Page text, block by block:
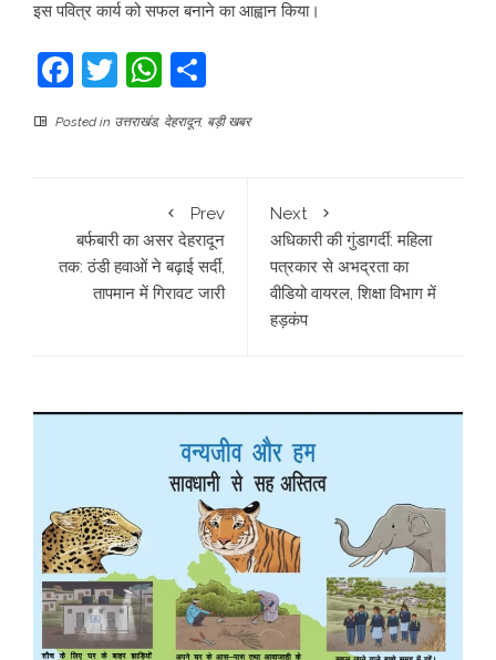
इस पवित्र कार्य को सफल बनाने का आह्वान किया।
Facebook
TwitterWhatsApp
Posted in उत्तराखंड, देहरादून, बड़ी खबर
Prev
बर्फबारी का असर देहरादून
तक: ठंडी हवाओं ने बढ़ाई सर्दी,
तापमान में गिरावट जारी
Next
अधिकारी की गुंडागर्दी: महिला
पत्रकार से अभद्रता का
वीडियो वायरल, शिक्षा विभाग में
हड़कंप